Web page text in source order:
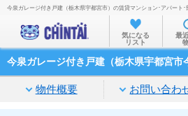
お部屋を探す
沿線・駅
家賃相場
今泉ガレージ付き戸建（栃木県宇都宮市）の賃貸マンション･アパート･
気になる
リスト
最
今泉ガレージ付き戸建（栃木県宇都宮市
物件概要 お問い合わ